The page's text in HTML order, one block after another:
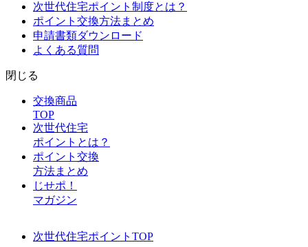
次世代住宅ポイント制度とは？
ポイント交換方法まとめ
申請書類ダウンロード
よくある質問
閉じる
交換商品
TOP
次世代住宅
ポイントとは？
ポイント交換
方法まとめ
じせポ！
マガジン
次世代住宅ポイントTOP